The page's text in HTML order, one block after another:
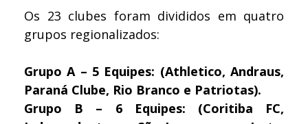
Os 23 clubes foram divididos em quatro
grupos regionalizados:
Grupo A – 5 Equipes: (Athletico, Andraus,
Paraná Clube, Rio Branco e Patriotas).
Grupo B – 6 Equipes: (Coritiba FC,